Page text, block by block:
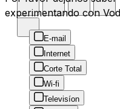
experimentando con
E-mail
Internet
Corte Total
Wi-fi
Televisíon